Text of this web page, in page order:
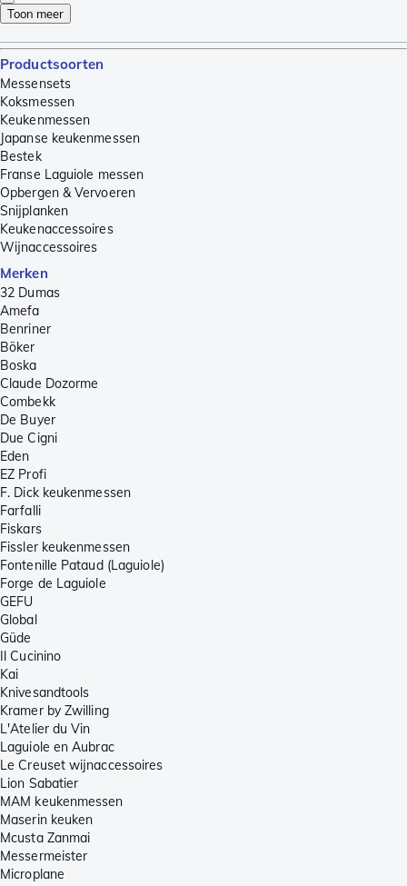
Toon meer
Productsoorten
Messensets
Koksmessen
Keukenmessen
Japanse keukenmessen
Bestek
Franse Laguiole messen
Opbergen & Vervoeren
Snijplanken
Keukenaccessoires
Wijnaccessoires
Merken
32 Dumas
Amefa
Benriner
Böker
Boska
Claude Dozorme
Combekk
De Buyer
Due Cigni
Eden
EZ Profi
F. Dick keukenmessen
Farfalli
Fiskars
Fissler keukenmessen
Fontenille Pataud (Laguiole)
Forge de Laguiole
GEFU
Global
Güde
Il Cucinino
Kai
Knivesandtools
Kramer by Zwilling
L'Atelier du Vin
Laguiole en Aubrac
Le Creuset wijnaccessoires
Lion Sabatier
MAM keukenmessen
Maserin keuken
Mcusta Zanmai
Messermeister
Microplane